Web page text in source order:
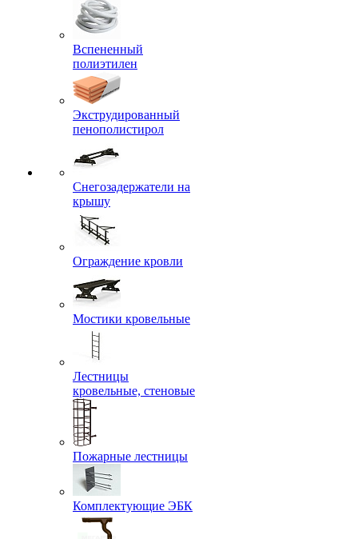
Вспененный
полиэтилен
Экструдированный
пенополистирол
Снегозадержатели на
крышу
Ограждение кровли
Мостики кровельные
Лестницы
кровельные, стеновые
Пожарные лестницы
Комплектующие ЭБК